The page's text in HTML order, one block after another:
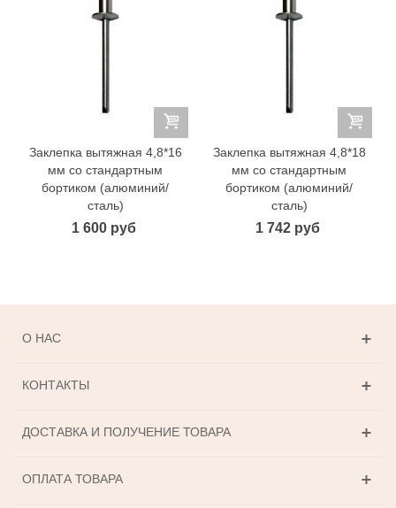
Заклепка вытяжная 4,8*16
мм со стандартным
бортиком (алюминий/
сталь)
1 600 руб
Заклепка вытяжная 4,8*18
мм со стандартным
бортиком (алюминий/
сталь)
1 742 руб
О НАС
КОНТАКТЫ
ДОСТАВКА И ПОЛУЧЕНИЕ ТОВАРА
ОПЛАТА ТОВАРА